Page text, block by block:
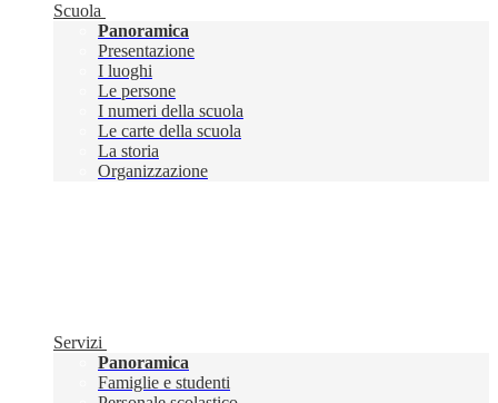
Scuola
Panoramica
Presentazione
I luoghi
Le persone
I numeri della scuola
Le carte della scuola
La storia
Organizzazione
Servizi
Panoramica
Famiglie e studenti